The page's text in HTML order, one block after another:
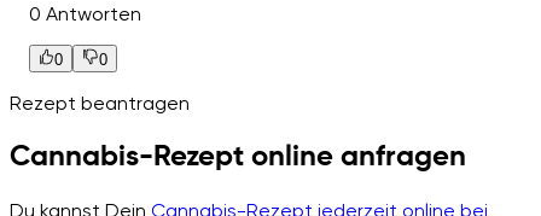
0 Antworten
0 0
Rezept beantragen
Cannabis-Rezept online anfragen
Du kannst Dein Cannabis-Rezept jederzeit online bei